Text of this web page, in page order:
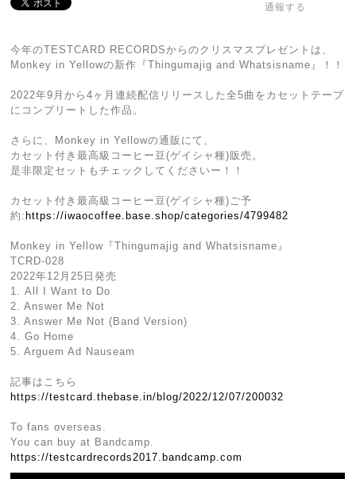
通報する
今年のTESTCARD RECORDSからのクリスマスプレゼントは、
Monkey in Yellowの新作『Thingumajig and Whatsisname』！！
2022年9月から4ヶ月連続配信リリースした全5曲をカセットテープ
にコンプリートした作品。
さらに、Monkey in Yellowの通販にて、
カセット付き最高級コーヒー豆(ゲイシャ種)販売。
是非限定セットもチェックしてくださいー！！
カセット付き最高級コーヒー豆(ゲイシャ種)ご予
約: https://iwaocoffee.base.shop/categories/4799482
Monkey in Yellow『Thingumajig and Whatsisname』
TCRD-028
2022年12月25日発売
1. All I Want to Do
2. Answer Me Not
3. Answer Me Not (Band Version)
4. Go Home
5. Arguem Ad Nauseam
記事はこちら
https://testcard.thebase.in/blog/2022/12/07/200032
To fans overseas.
You can buy at Bandcamp.
https://testcardrecords2017.bandcamp.com